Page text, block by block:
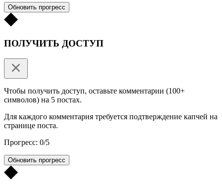
Обновить прогресс
ПОЛУЧИТЬ ДОСТУП
Чтобы получить доступ, оставьте комментарии (100+
символов) на 5 постах.
Для каждого комментария требуется подтверждение капчей на
странице поста.
Прогресс: 0/5
Обновить прогресс